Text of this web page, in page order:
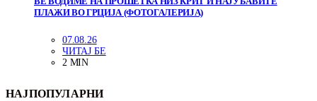
ПЛАЖИ ВО ГРЦИЈА (ФОТОГАЛЕРИЈА)
07.08.26
ЧИТАЈ БЕ
2 MIN
НАЈПОПУЛАРНИ